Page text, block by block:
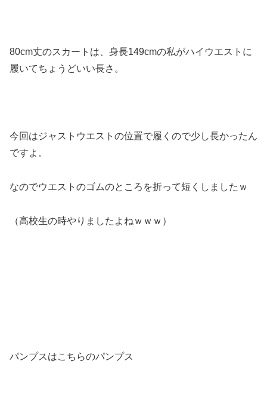
80cm丈のスカートは、身長149cmの私がハイウエストに
履いてちょうどいい長さ。
今回はジャストウエストの位置で履くので少し長かったん
ですよ。
なのでウエストのゴムのところを折って短くしましたｗ
（高校生の時やりましたよねｗｗｗ）
パンプスはこちらのパンプス